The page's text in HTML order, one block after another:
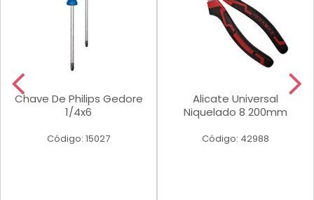
Chave De Philips Gedore
1/4x6
Código: 15027
Alicate Universal
Niquelado 8 200mm
Código: 42988